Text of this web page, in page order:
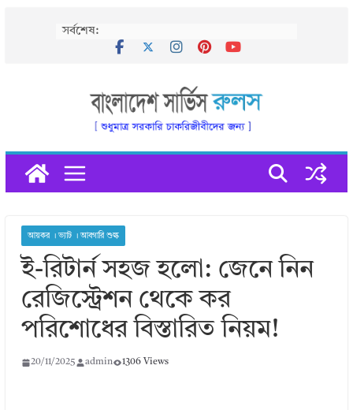
সর্বশেষ:
আয়কর । ভ্যাট । আবগারি শুল্ক
ই-রিটার্ন সহজ হলো: জেনে নিন
রেজিস্ট্রেশন থেকে কর
পরিশোধের বিস্তারিত নিয়ম!
20/11/2025 admin 1306 Views